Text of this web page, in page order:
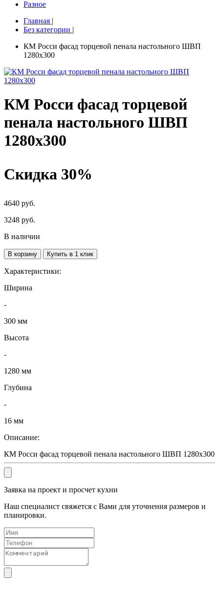
Разное
Главная |
Без категории |
КМ Росси фасад торцевой пенала настольного ШВП
1280х300
КМ Росси фасад торцевой
пенала настольного ШВП
1280х300
Скидка 30%
4640 руб.
3248 руб.
В наличии
В корзину Купить в 1 клик
Характеристики:
Ширина
-
300 мм
Высота
-
1280 мм
Глубина
-
16 мм
Описание:
КМ Росси фасад торцевой пенала настольного ШВП 1280х300
Заявка на проект и просчет кухни
Наш специалист свяжется с Вами для уточнения размеров и
планировки.